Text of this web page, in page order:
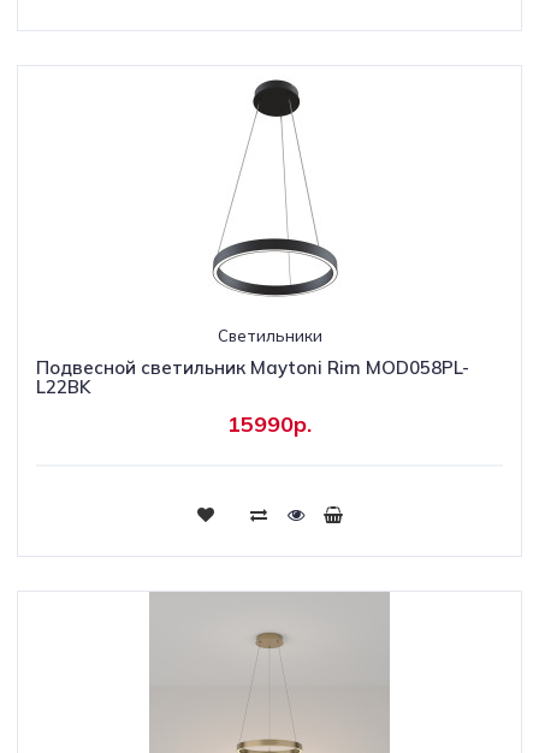
Светильники
Подвесной светильник Maytoni Rim MOD058PL-
L22BK
15990р.